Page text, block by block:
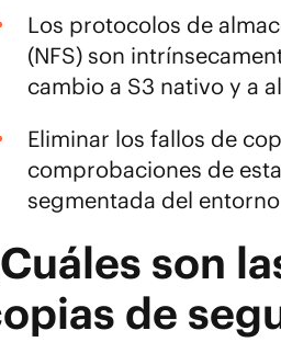
Los protocolos de
(NFS) son
cambio a S3 nativo y a
Eliminar los fallos de
comprobaciones de
segmentada del
son
de